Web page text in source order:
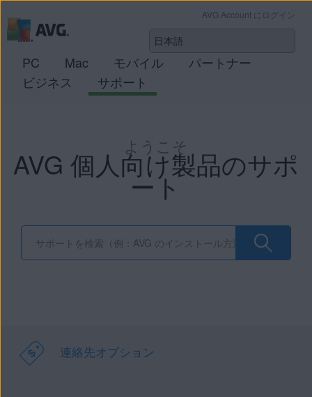
AVG Account にログイン
PC Mac モバイル
パートナー
ビジネス
サポート
ようこそ
AVG 個人向け製品のサポ
ート
連絡先オプション